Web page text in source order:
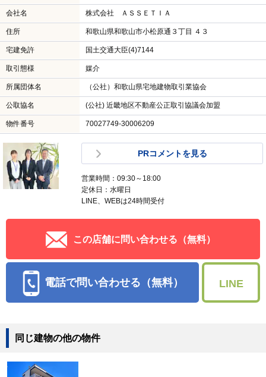
会社名 株式会社 ＡＳＳＥＴＩＡ
住所 和歌山県和歌山市小松原通３丁目 ４３
宅建免許 国土交通大臣(4)7144
取引態様 媒介
所属団体名 （公社）和歌山県宅地建物取引業協会
公取協名 (公社) 近畿地区不動産公正取引協議会加盟
物件番号 70027749-30006209
PRコメントを見る
営業時間：09:30～18:00
定休日：水曜日
LINE、WEBは24時間受付
この店舗に問い合わせる（無料）
電話で問い合わせる（無料） LINE
同じ建物の他の物件